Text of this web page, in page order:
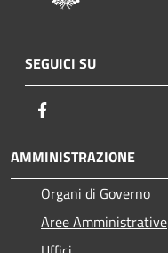
SEGUICI SU
AMMINISTRAZIONE
Organi di Governo
Aree Amministrative